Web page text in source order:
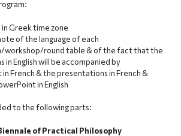
Greek time zone
of the language of each
workshop/round table & of the fact that the
in English will be accompanied by
in French & the presentations in French &
in English
to the following parts:
of Practical Philosophy